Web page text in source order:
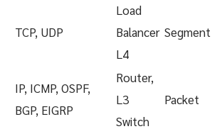
TCP, UDP
Load
Balancer
L4
Segment
IP, ICMP, OSPF,
BGP, EIGRP
Router,
L3
Switch
Packet